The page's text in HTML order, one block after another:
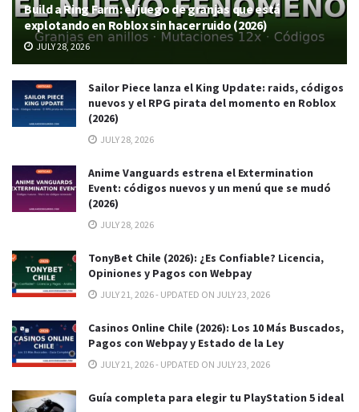
Build a Ring Farm: el juego de granjas que está
explotando en Roblox sin hacer ruido (2026)
JULY 28, 2026
Sailor Piece lanza el King Update: raids, códigos
nuevos y el RPG pirata del momento en Roblox
(2026)
JULY 28, 2026
Anime Vanguards estrena el Extermination
Event: códigos nuevos y un menú que se mudó
(2026)
JULY 28, 2026
TonyBet Chile (2026): ¿Es Confiable? Licencia,
Opiniones y Pagos con Webpay
JULY 21, 2026 - UPDATED ON JULY 23, 2026
Casinos Online Chile (2026): Los 10 Más Buscados,
Pagos con Webpay y Estado de la Ley
JULY 21, 2026 - UPDATED ON JULY 23, 2026
Guía completa para elegir tu PlayStation 5 ideal